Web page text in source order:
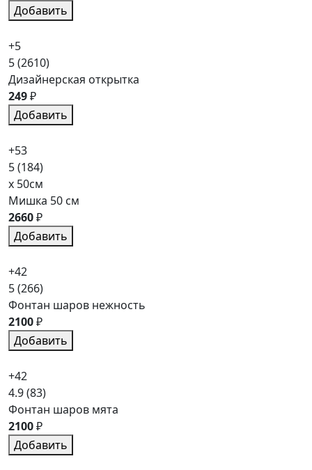
Добавить
+5
5(2610)
Дизайнерская открытка
249₽
Добавить
+53
5(184)
x 50см
Мишка 50 см
2660₽
Добавить
+42
5(266)
Фонтан шаров нежность
2100₽
Добавить
+42
4.9(83)
Фонтан шаров мята
2100₽
Добавить